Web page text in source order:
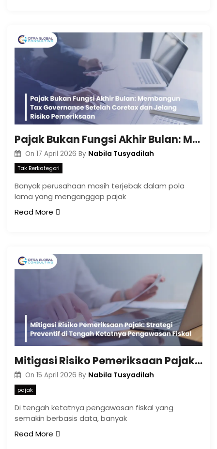
Pajak Bukan Fungsi Akhir Bulan: Membangun Tax Governance Setelah Coretax dan Jelang Risiko Pemeriksaan
On 17 April 2026 By Nabila Tusyadilah
Tak Berkategori
Banyak perusahaan masih terjebak dalam pola
lama yang menganggap pajak
Read More
Mitigasi Risiko Pemeriksaan Pajak: Strategi Preventif di Tengah Ketatnya Pengawasan Fiskal
On 15 April 2026 By Nabila Tusyadilah
pajak
Di tengah ketatnya pengawasan fiskal yang
semakin berbasis data, banyak
Read More